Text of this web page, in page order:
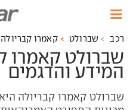
רכב שברולט קאמרו קבריולה
שברולט קאמרו
המידע והדגמים
שברולט קאמרו קבריולה